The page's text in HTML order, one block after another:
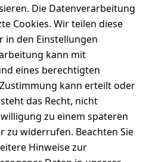
Bewertung
0
0 Bewertung(en)
abgeben
( 0 )
( 0 )
( 0 )
Die Datenverarbeitung
Cookies. Wir teilen diese
in den Einstellungen
kann mit
eines berechtigten
kann erteilt oder
das Recht, nicht
zu einem späteren
zu widerrufen. Beachten Sie
Hinweise zur